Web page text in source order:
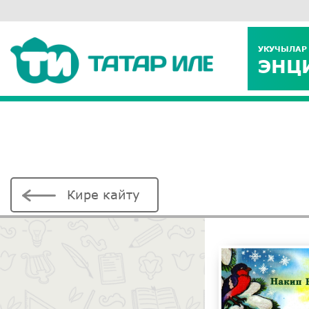
УКУЧЫЛАР
Кире кайту